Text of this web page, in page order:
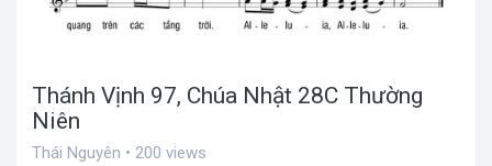
Thánh Vịnh 97, Chúa Nhật 28C Thường
Niên
Thái Nguyên • 200 views